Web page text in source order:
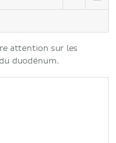
attention sur les
duodénum.